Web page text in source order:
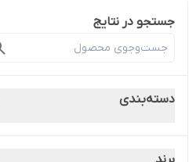
جستجو در نتایج
دسته‌بندی